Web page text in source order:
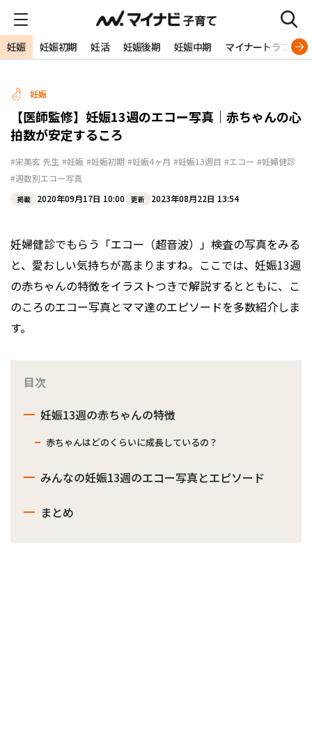
妊娠 妊娠初期 妊活 妊娠後期 妊娠中期 マイナートラブル
妊娠
【医師監修】妊娠13週のエコー写真｜赤ちゃんの心
拍数が安定するころ
#宋美玄 先生 #妊娠 #妊娠初期 #妊娠4ヶ月 #妊娠13週目 #エコー #妊婦健診
#週数別エコー写真
掲載 2020年09月17日 10:00 更新 2023年08月22日 13:54
妊婦健診でもらう「エコー（超音波）」検査の写真をみる
と、愛おしい気持ちが高まりますね。ここでは、妊娠13週
の赤ちゃんの特徴をイラストつきで解説するとともに、こ
のころのエコー写真とママ達のエピソードを多数紹介しま
す。
目次
妊娠13週の赤ちゃんの特徴
赤ちゃんはどのくらいに成長しているの？
みんなの妊娠13週のエコー写真とエピソード
まとめ